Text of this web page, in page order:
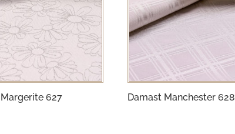
627 Damast Manchester 628